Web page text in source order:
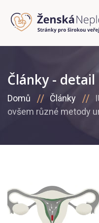
Články - detail
Domů Články
ovšem různé metody